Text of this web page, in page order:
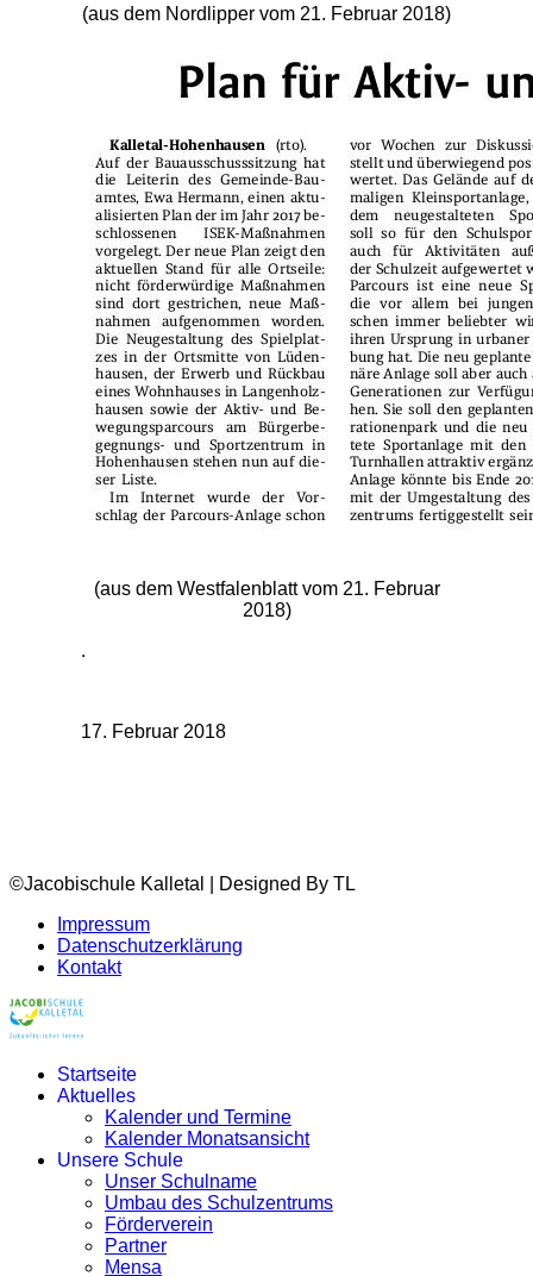
(aus dem Nordlipper vom 21. Februar 2018)
(aus dem Westfalenblatt vom 21. Februar
2018)
.
17. Februar 2018
©Jacobischule Kalletal | Designed By TL
Impressum
Datenschutzerklärung
Kontakt
Startseite
Aktuelles
Kalender und Termine
Kalender Monatsansicht
Unsere Schule
Unser Schulname
Umbau des Schulzentrums
Förderverein
Partner
Mensa